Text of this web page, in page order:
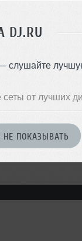
слушайте
от лучших
ПОКАЗЫВАТЬ